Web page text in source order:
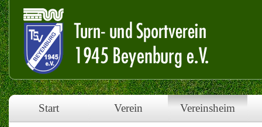
Start Verein Vereinsheim